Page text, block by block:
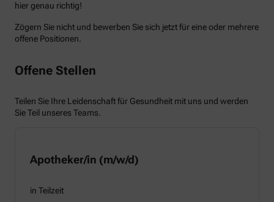
hier genau richtig!
Zögern Sie nicht und bewerben Sie sich jetzt für eine oder mehrere
offene Positionen.
Offene Stellen
Teilen Sie Ihre Leidenschaft für Gesundheit mit uns und werden
Sie Teil unseres Teams.
Apotheker/in (m/w/d)
in Teilzeit